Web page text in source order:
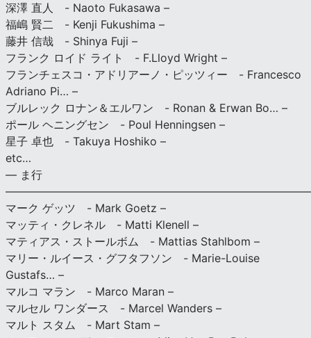
深澤 直人 - Naoto Fukasawa –
福嶋 賢二 - Kenji Fukushima –
藤井 信哉 - Shinya Fuji –
フランク ロイド ライト - F.Lloyd Wright –
フランチェスコ・アドリアーノ・ピッツィー - Francesco
Adriano Pi… –
ブルレック ロナン＆エルワン - Ronan & Erwan Bo… –
ポール ヘニングセン - Poul Henningsen –
星子 卓也 - Takuya Hoshiko –
etc…
— ま行
マーク ゲッツ - Mark Goetz –
マッティ・クレネル - Matti Klenell –
マティアス・ストールボム - Mattias Stahlbom –
マリー・ルイース・グフタフソン - Marie-Louise
Gustafs… –
マルコ マラン - Marco Maran –
マルセル ワンダース - Marcel Wanders –
マルト スタム - Mart Stam –